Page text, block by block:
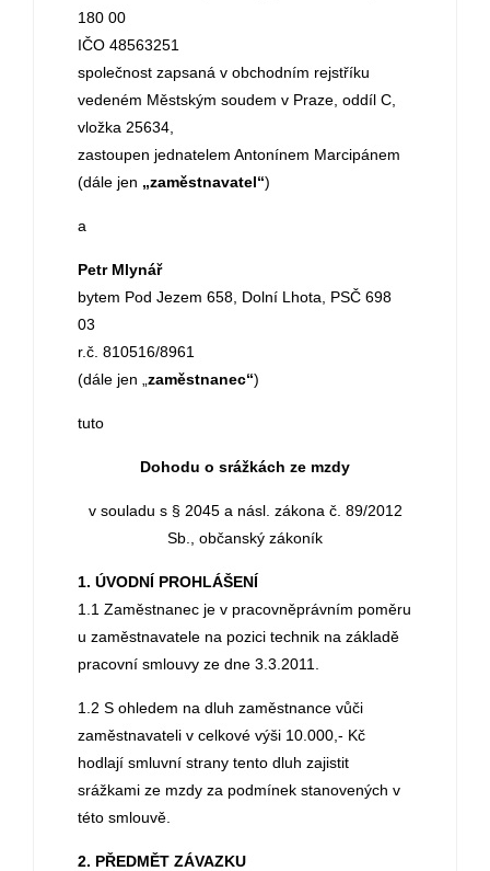
180 00
IČO 48563251
společnost zapsaná v obchodním rejstříku
vedeném Městským soudem v Praze, oddíl C,
vložka 25634,
zastoupen jednatelem Antonínem Marcipánem
(dále jen „zaměstnavatel“)
a
Petr Mlynář
bytem Pod Jezem 658, Dolní Lhota, PSČ 698
03
r.č. 810516/8961
(dále jen „ zaměstnanec“)
tuto
Dohodu o srážkách ze mzdy
v souladu s § 2045 a násl. zákona č. 89/2012
Sb., občanský zákoník
1. ÚVODNÍ PROHLÁŠENÍ
1.1 Zaměstnanec je v pracovněprávním poměru
u zaměstnavatele na pozici technik na základě
pracovní smlouvy ze dne 3.3.2011.
1.2 S ohledem na dluh zaměstnance vůči
zaměstnavateli v celkové výši 10.000,- Kč
hodlají smluvní strany tento dluh zajistit
srážkami ze mzdy za podmínek stanovených v
této smlouvě.
2. PŘEDMĚT ZÁVAZKU